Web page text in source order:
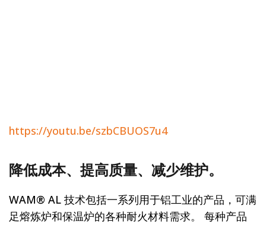
https://youtu.be/szbCBUOS7u4
降低成本、提高质量、减少维护。
WAM® AL 技术包括一系列用于铝工业的产品，可满
足熔炼炉和保温炉的各种耐火材料需求。 每种产品